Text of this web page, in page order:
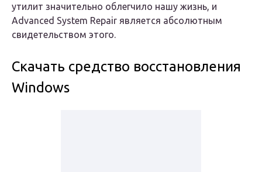
утилит значительно облегчило нашу жизнь, и
Advanced System Repair является абсолютным
свидетельством этого.
Скачать средство восстановления
Windows